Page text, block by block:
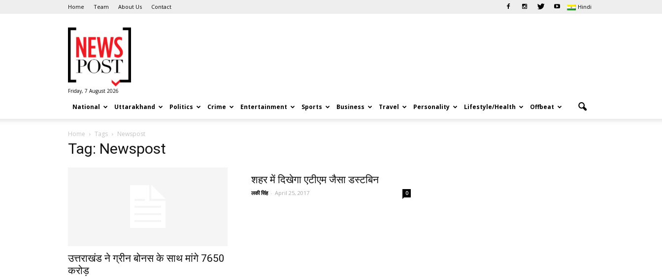
Home Team About Us Contact Hindi
Post
Friday, 7 August 2026
National Uttarakhand Politics Crime Entertainment Sports Business Travel Personality Lifestyle/Health Offbeat
Home Tags Newspost
Tag: Newspost
उत्तराखंड ने ग्रीन बोनस के साथ मांगे 7650
करोड़
शहर में दिखेगा एटीएम जैसा डस्टबिन
लकी सिंह - April 25, 2017 0